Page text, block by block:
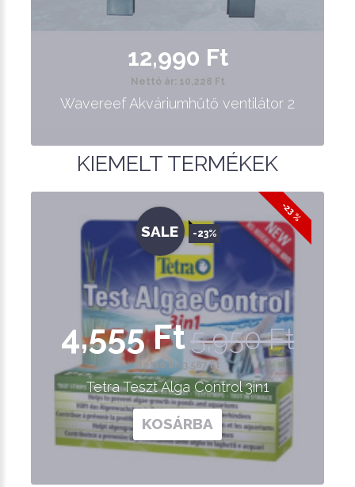
12,990 Ft
Nettó ár: 10,228 Ft
Wavereef Akváriumhűtő ventilátor 2
KIEMELT TERMÉKEK
-23 %
SALE -23%
4,555 Ft5,950 Ft
Nettó ár: 3,587 Ft
Tetra Teszt Alga Control 3in1
KOSÁRBA